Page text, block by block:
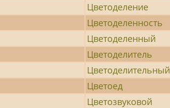
Цветоделение
Цветоделенность
Цветоделенный
Цветоделитель
Цветоделительный
Цветоед
Цветозвуковой